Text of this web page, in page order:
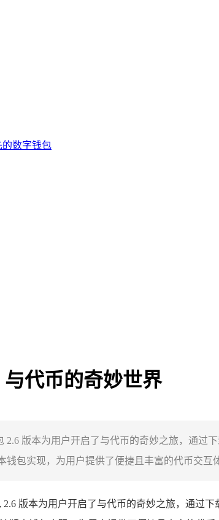
代币的奇妙世界
2.6 版本为用户开启了与代币的奇妙之旅，通
包实现，为用户提供了便捷且丰富的代币交互
2.6 版本为用户开启了与代币的奇妙之旅，通过